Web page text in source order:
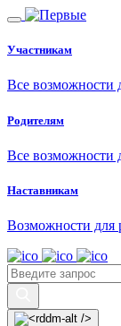
Участникам
Все возможности
Родителям
Все возможности
Наставникам
Возможности для